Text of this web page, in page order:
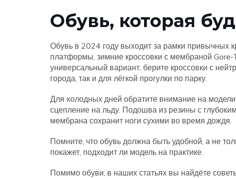
Обувь, которая
Обувь в 2024 году выходит за рамки привычных
платформы, зимние кроссовки с мембраной
универсальный вариант, берите кроссовки с
города, так и для лёгкой прогулки по парку.
Для холодных дней обратите внимание на
сцепление на льду. Подошва из резины с
мембрана сохранит ноги сухими во время дождя.
Помните, что обувь должна быть удобной, а не
покажет, подходит ли модель на практике.
Помимо обуви, в наших статьях вы найдёте